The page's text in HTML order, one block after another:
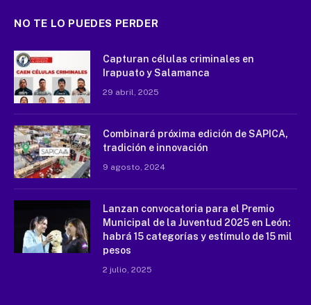
NO TE LO PUEDES PERDER
Capturan células criminales en
Irapuato y Salamanca
29 abril, 2025
Combinará próxima edición de SAPICA,
tradición e innovación
9 agosto, 2024
Lanzan convocatoria para el Premio
Municipal de la Juventud 2025 en León:
habrá 15 categorías y estímulo de 15 mil
pesos
2 julio, 2025